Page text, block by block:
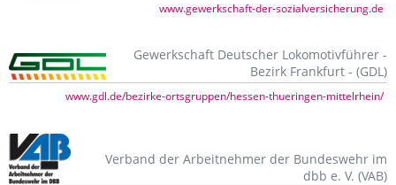
www.gewerkschaft-der-sozialversicherung.de
Gewerkschaft Deutscher Lokomotivführer -
Bezirk Frankfurt - (GDL)
www.gdl.de/bezirke-ortsgruppen/hessen-thueringen-mittelrhein/
Verband der Arbeitnehmer der Bundeswehr im
dbb e. V. (VAB)